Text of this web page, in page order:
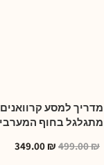
מדריך למסע
מתגלגל בחוף המערבי
499.00₪
349.00 ₪